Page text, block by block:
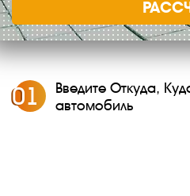
01
Введите Откуда,
автомобиль